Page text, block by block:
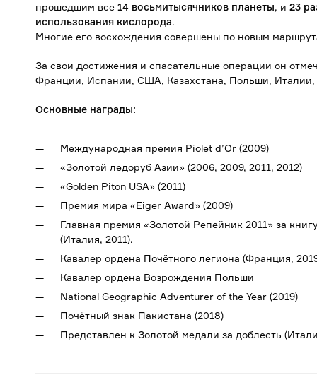
прошедшим все 14 восьмитысячников планеты, и 23
использования кислорода.
Многие его восхождения совершены по новым
За свои достижения и спасательные операции он
Франции, Испании, США, Казахстана, Польши, Италии,
Основные награды:
Международная премия Piolet d’Or (2009)
«Золотой ледоруб Азии» (2006, 2009, 2011, 2012)
«Golden Piton USA» (2011)
Премия мира «Eiger Award» (2009)
Главная премия «Золотой Репейник 2011» за
(Италия, 2011).
Кавалер ордена Почётного легиона (Франция,
Кавалер ордена Возрождения Польши
National Geographic Adventurer of the Year (2019)
Почётный знак Пакистана (2018)
Представлен к Золотой медали за доблесть